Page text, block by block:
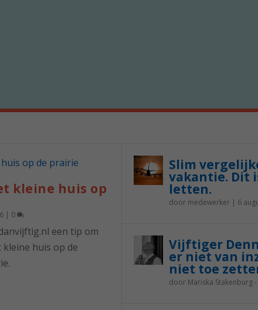
kleine huis op
| 0
een tip om
kleine huis op de
Slim
vakantie. Dit
letten.
door medewerker| 6
Vijftiger
er niet van
niet toe
door Mariska Stakenburg